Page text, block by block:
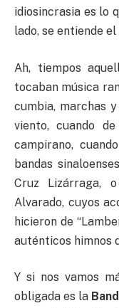
idiosincrasia es lo
lado, se entiende
Ah, tiempos
tocaban música
cumbia, marchas
viento, cuando
campirano,
bandas
Cruz Lizárraga, o
Alvarado, cuyos
hicieron de
auténticos himnos
Y si nos vamos
obligada es la